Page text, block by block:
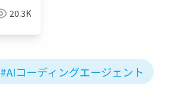
20.3K
#AIコーディングエージェント